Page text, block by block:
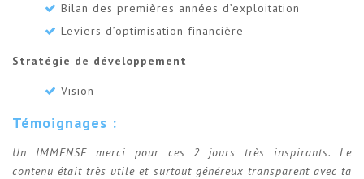
Bilan des premières années d’exploitation
Leviers d’optimisation financière
Stratégie de développement
Vision
Témoignages :
Un IMMENSE merci pour ces 2 jours très inspirants. Le
contenu était très utile et surtout généreux transparent avec ta